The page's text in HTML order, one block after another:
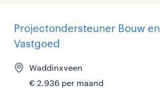
Projectondersteuner Bouw en
Vastgoed
Waddinxveen
€ 2.936 per maand